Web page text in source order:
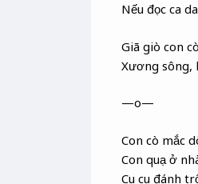
Nếu đọc ca
Giã giò con
Xương sông,
—o—
Con cò mắc
Con quạ ở
Cu cu đánh